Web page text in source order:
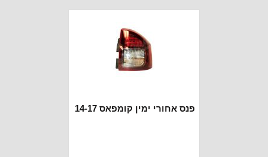
פנס אחורי ימין קומפאס 14-17